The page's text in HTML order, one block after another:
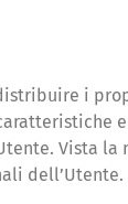
i
Vista
dell’Utente.